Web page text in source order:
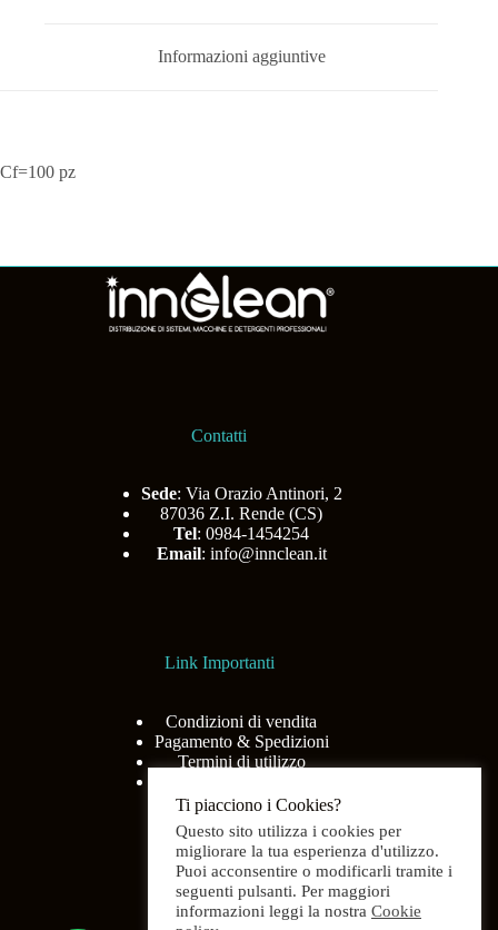
Informazioni aggiuntive
Cf=100 pz
Contatti
Sede: Via Orazio Antinori, 2
87036 Z.I. Rende (CS)
Tel: 0984-1454254
Email: info@innclean.it
Link Importanti
Condizioni di vendita
Pagamento & Spedizioni
Termini di utilizzo
Menù
Ti piacciono i Cookies?
Questo sito utilizza i cookies per
migliorare la tua esperienza d'utilizzo.
Puoi acconsentire o modificarli tramite i
seguenti pulsanti. Per maggiori
informazioni leggi la nostra Cookie